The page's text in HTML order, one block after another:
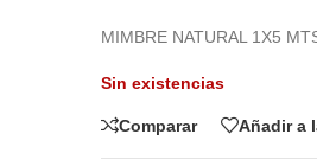
MIMBRE NATURAL 1X5
Sin existencias
Comparar Añadir a